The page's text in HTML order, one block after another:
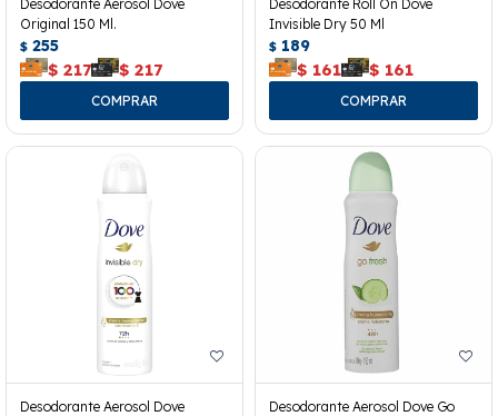
Desodorante Aerosol Dove
Original 150 Ml.
$ 255
$ 217 $ 217
Desodorante Roll On Dove
Invisible Dry 50 Ml
$ 189
$ 161 $ 161
Desodorante Aerosol Dove
Desodorante Aerosol Dove Go